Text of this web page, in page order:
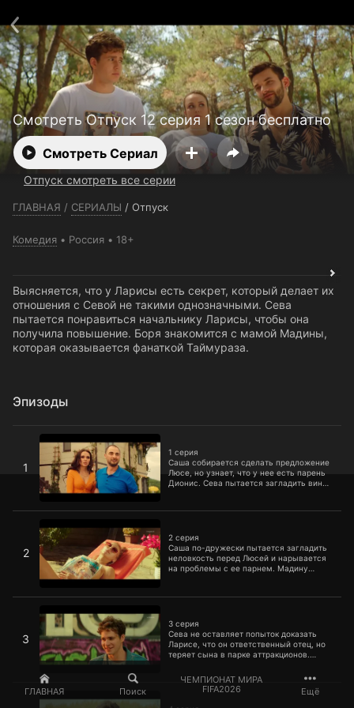
ГЛАВНАЯ Поиск
ЧЕМПИОНАТ МИРА
FIFA2026
Ещё
Смотреть Отпуск 12 серия 1 сезон бесплатно
Смотреть Сериал
Отпуск смотреть все серии
ГЛАВНАЯ / СЕРИАЛЫ / Отпуск
Комедия Россия 18+
Выясняется, что у Ларисы есть секрет, который делает их
отношения с Севой не такими однозначными. Сева
пытается понравиться начальнику Ларисы, чтобы она
получила повышение. Боря знакомится с мамой Мадины,
которая оказывается фанаткой Таймураза.
Эпизоды
1
1 серия
Саша собирается сделать предложение
Люсе, но узнает, что у нее есть парень
Дионис. Сева пытается загладить вину
Мадина уверена, что это сюрприз от ее
1 серия
2
2 серия
Саша по-дружески пытается загладить
неловкость перед Люсей и нарывается
на проблемы с ее парнем. Мадину
курортного сезона. Сева хочет показать
рассудительным, но снова попадает в
неприятности.
3
3 серия
Сева не оставляет попыток доказать
Ларисе, что он ответственный отец, но
теряет сына в парке аттракционов.
совсем не нравится Дионису. Боря
старается понравиться племянникам
Мадины и выясняет, что Таймураза дети
любят больше.
4 серия
Пользовательское соглашение
Политика конфиденциальности
Открыть приложение
Ввести промокод